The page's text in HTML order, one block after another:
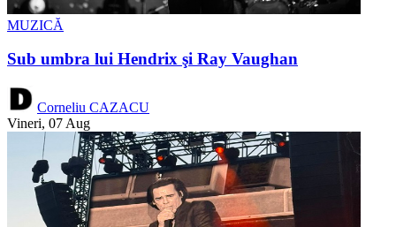
MUZICĂ
Sub umbra lui Hendrix şi Ray Vaughan
Corneliu CAZACU
Vineri, 07 Aug